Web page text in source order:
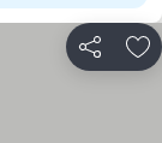
Partilhar